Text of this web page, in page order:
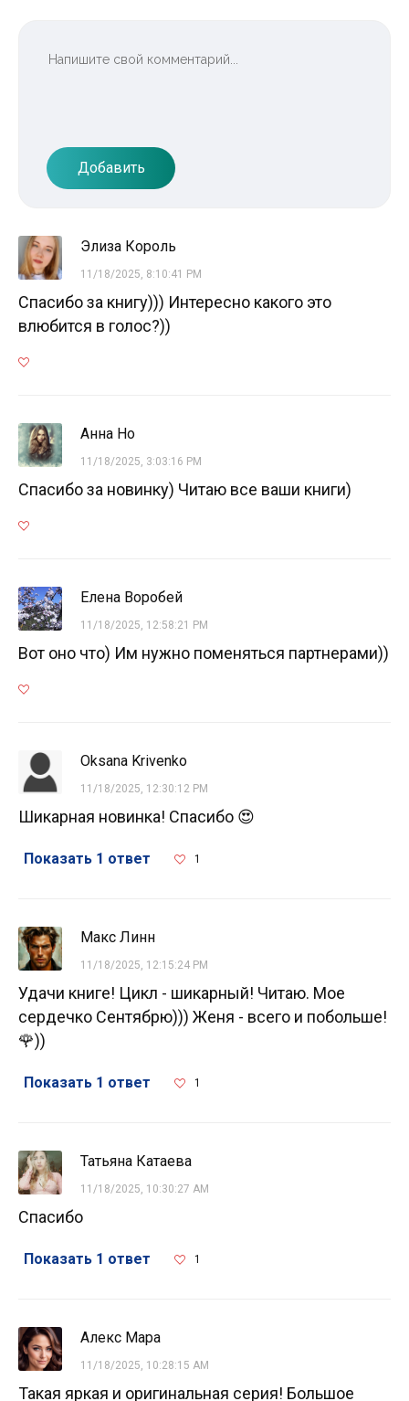
Добавить
Элиза Король
11/18/2025, 8:10:41 PM
Спасибо за книгу))) Интересно какого это
влюбится в голос?))
Анна Но
11/18/2025, 3:03:16 PM
Спасибо за новинку) Читаю все ваши книги)
Елена Воробей
11/18/2025, 12:58:21 PM
Вот оно что) Им нужно поменяться партнерами))
Oksana Krivenko
11/18/2025, 12:30:12 PM
Шикарная новинка! Спасибо 😍
Показать 1 ответ 1
Maкс Линн
11/18/2025, 12:15:24 PM
Удачи книге! Цикл - шикарный! Читаю. Мое
сердечко Сентябрю))) Женя - всего и побольше!
🌹))
Показать 1 ответ 1
Татьяна Катаева
11/18/2025, 10:30:27 AM
Спасибо
Показать 1 ответ 1
Алекс Мара
11/18/2025, 10:28:15 AM
Такая яркая и оригинальная серия! Большое